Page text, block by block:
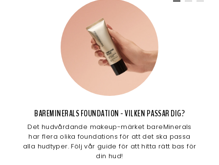
BAREMINERALS FOUNDATION - VILKEN PASSAR DIG?
Det hudvårdande makeup-märket bareMinerals
har flera olika foundations för att det ska passa
alla hudtyper. Följ vår guide för att hitta rätt bas för
din hud!